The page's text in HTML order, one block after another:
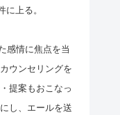
上る。
感情に焦点を当
ウンセリングを
提案もおこなっ
し、エールを送